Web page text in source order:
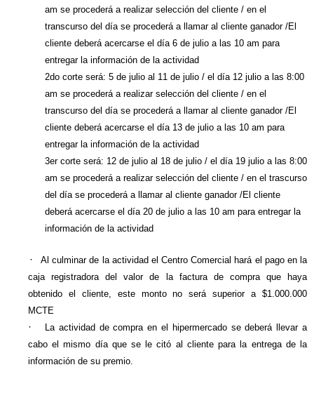
am se procederá a realizar selección del cliente / en el
transcurso del día se procederá a llamar al cliente ganador /El
cliente deberá acercarse el día 6 de julio a las 10 am para
entregar la información de la actividad
2do corte será: 5 de julio al 11 de julio / el día 12 julio a las 8:00
am se procederá a realizar selección del cliente / en el
transcurso del día se procederá a llamar al cliente ganador /El
cliente deberá acercarse el día 13 de julio a las 10 am para
entregar la información de la actividad
3er corte será: 12 de julio al 18 de julio / el día 19 julio a las 8:00
am se procederá a realizar selección del cliente / en el trascurso
del día se procederá a llamar al cliente ganador /El cliente
deberá acercarse el día 20 de julio a las 10 am para entregar la
información de la actividad
· Al culminar de la actividad el Centro Comercial hará el pago enla
caja registradora del valor de la factura de compra que haya
obtenido el cliente, este monto no será superior a $1.000.000
MCTE
·
La actividad de compra en el hipermercado se deberá llevar a
cabo el mismo día que se le citó al cliente para la entrega de la
información de su premio.